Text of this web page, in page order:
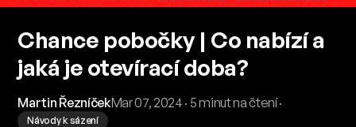
Chance pobočky | Co nabízí a
jaká je otevírací doba?
Martin ŘezníčekMar 07, 2024 · 5 minut na čtení ·
Návody k sázení